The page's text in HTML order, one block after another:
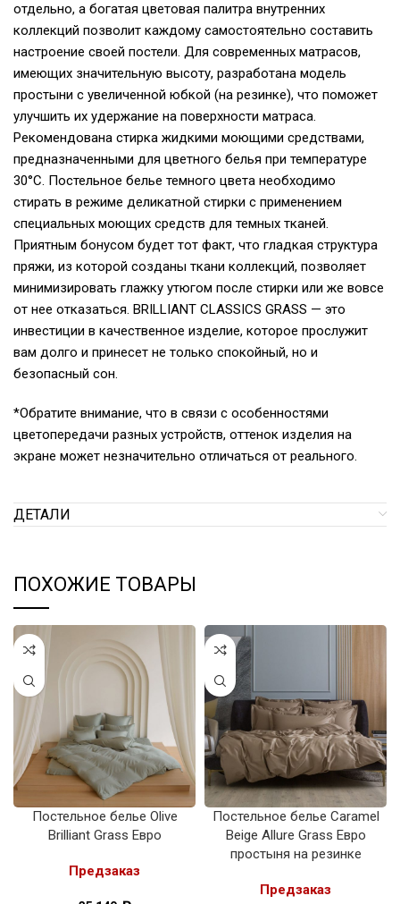
отдельно, а богатая цветовая палитра внутренних
коллекций позволит каждому самостоятельно составить
настроение своей постели. Для современных матрасов,
имеющих значительную высоту, разработана модель
простыни с увеличенной юбкой (на резинке), что поможет
улучшить их удержание на поверхности матраса.
Рекомендована стирка жидкими моющими средствами,
предназначенными для цветного белья при температуре
30°С. Постельное белье темного цвета необходимо
стирать в режиме деликатной стирки с применением
специальных моющих средств для темных тканей.
Приятным бонусом будет тот факт, что гладкая структура
пряжи, из которой созданы ткани коллекций, позволяет
минимизировать глажку утюгом после стирки или же вовсе
от нее отказаться. BRILLIANT CLASSICS GRASS — это
инвестиции в качественное изделие, которое прослужит
вам долго и принесет не только спокойный, но и
безопасный сон.
*Обратите внимание, что в связи с особенностями
цветопередачи разных устройств, оттенок изделия на
экране может незначительно отличаться от реального.
ДЕТАЛИ
ПОХОЖИЕ ТОВАРЫ
Постельное белье Olive
Brilliant Grass Евро
Предзаказ
Постельное белье Caramel
Beige Allure Grass Евро
простыня на резинке
Предзаказ